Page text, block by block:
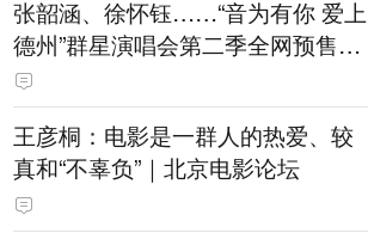
张韶涵、徐怀钰……“音为有你 爱上
德州”群星演唱会第二季全网预售开
票
王彦桐：电影是一群人的热爱、较
真和“不辜负”｜北京电影论坛